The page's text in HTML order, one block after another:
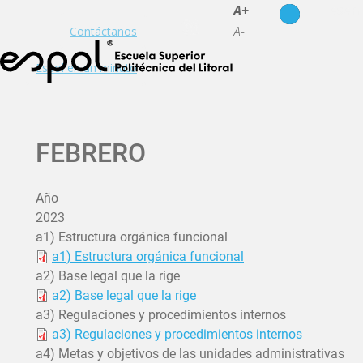
Contáctanos
Espol en un minuto
A+
A-
FEBRERO
Año
2023
a1) Estructura orgánica funcional
a1) Estructura orgánica funcional
a2) Base legal que la rige
a2) Base legal que la rige
a3) Regulaciones y procedimientos internos
a3) Regulaciones y procedimientos internos
a4) Metas y objetivos de las unidades administrativas